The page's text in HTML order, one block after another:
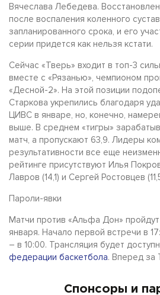
Вячеслава Лебедева.
после воспаления коленного
запланированного срока, и его
серии придется как нельзя кстати.
Сейчас «Тверь» входит в топ-3
вместе с «Рязанью», чемпионом
«Десной-2». На этой позиции
Старкова укрепились благодаря
ЦИВС в январе, но, конечно,
выше. В среднем «тигры»
матч, а пропускают 63,9. Лидеры
результативности все еще
рейтинге присутствуют Илья
Лавров (14,1) и Сергей Ростовцев
Пароли-явки
Матчи против «Альфа Дон»
января. Начало первой встречи в
– в 10:00. Трансляция будет
федерации баскетбола. Вперед за
Спонсоры и